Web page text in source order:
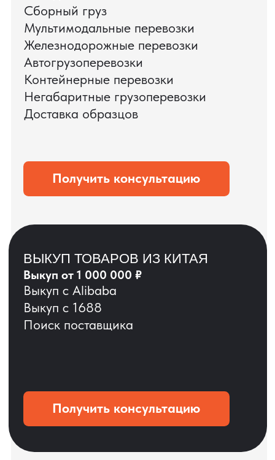
ДО ОПЛАТЫ?
ОСТАВЬТЕ ЗАЯВКУ
Мы вернёмся с расчётом и фото после
технической проверки
Оставить заявку